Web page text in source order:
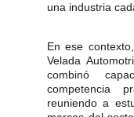
una industria
En ese
Velada
combinó
competencia
reuniendo a